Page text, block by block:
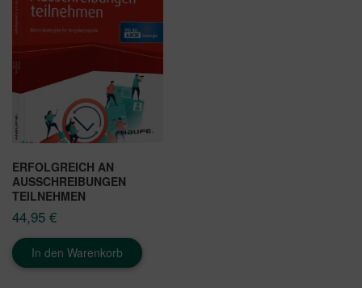
ERFOLGREICH AN
AUSSCHREIBUNGEN
TEILNEHMEN
44,95 €
In den Warenkorb